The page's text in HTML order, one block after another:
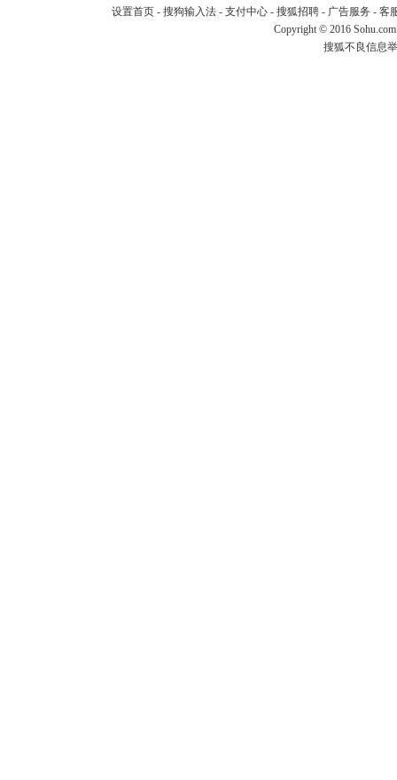
设置首页- 搜狗输入法- 支付中心- 搜狐招聘- 广告服务 - 客
Copyright © 2016
搜狐不良信息